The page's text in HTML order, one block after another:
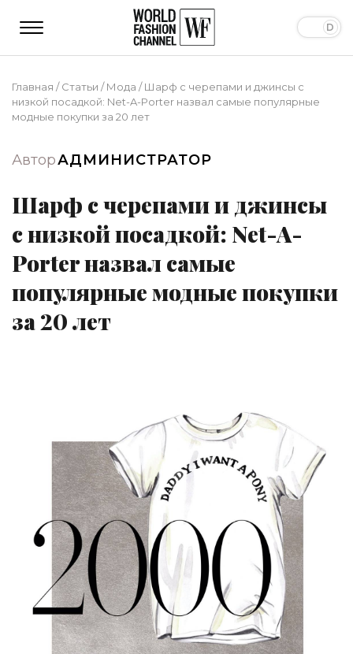
Главная /Статьи /Мода /Шарф с черепами и джинсы с
низкой посадкой: Net-A-Porter назвал самые популярные
модные покупки за 20 лет
АвторАДМИНИСТРАТОР
Шарф с черепами и джинсы
с низкой посадкой: Net-A-
Porter назвал самые
популярные модные покупки
за 20 лет